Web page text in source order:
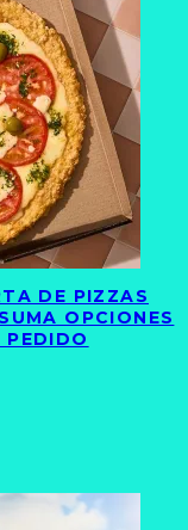
DE PIZZAS
OPCIONES
PEDIDO